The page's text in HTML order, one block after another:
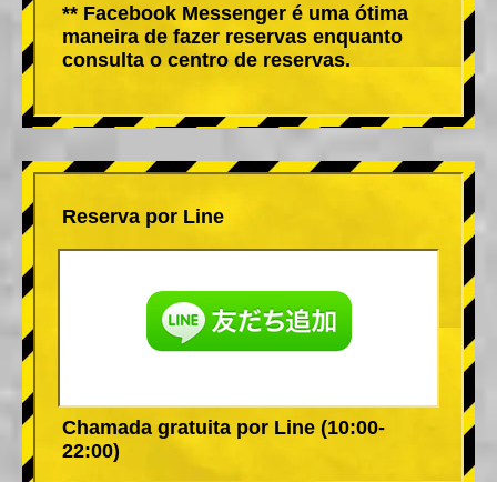
** Facebook Messenger é uma ótima
maneira de fazer reservas enquanto
consulta o centro de reservas.
Reserva por Line
Chamada gratuita por Line (10:00-
22:00)